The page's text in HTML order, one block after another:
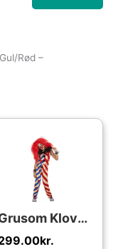
Rød –
Grusom Klovn Børnekostume
kr.